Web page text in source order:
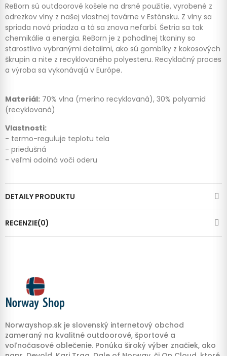
ReBorn sú outdoorové košele na drsné použitie, vyrobené z
odrezkov vlny z našej vlastnej továrne v Estónsku. Z vlny sa
spriada nová priadza a tá sa znova nefarbí. Šetria sa tak
chemikálie a energia. ReBorn je z pohodlnej tkaniny so
starostlivo vybranými detailmi, ako sú gombíky z kokosových
škrupin a nite z recyklovaného polyesteru. Recyklačný proces
a výroba sa vykonávajú v Európe.
Materiál: 70% vlna (merino recyklovaná), 30% polyamid
(recyklovaná)
Vlastnosti:
- termo-reguluje teplotu tela
- priedušná
- veľmi odolná voči oderu
DETAILY PRODUKTU
RECENZIE(0)
Norwayshop.sk je slovenský internetový obchod
zameraný na kvalitné outdoorové, športové a
voľnočasové oblečenie. Ponúka široký výber značiek, ako